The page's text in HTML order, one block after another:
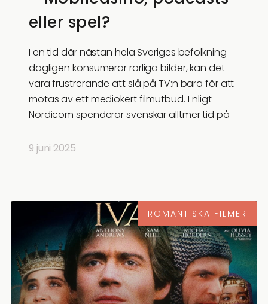
eller spel?
I en tid där nästan hela Sveriges befolkning
dagligen konsumerar rörliga bilder, kan det
vara frustrerande att slå på TV:n bara för att
mötas av ett mediokert filmutbud. Enligt
Nordicom spenderar svenskar alltmer tid på
9 juni 2025
ROMANTISKA FILMER